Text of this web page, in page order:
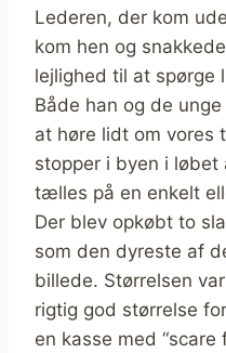
Lederen, der kom
kom hen og
lejlighed til at spørge
Både han og de
at høre lidt om vores
stopper i byen i løbet
tælles på en enkelt
Der blev opkøbt to
som den dyreste af
billede. Størrelsen
rigtig god størrelse
en kasse med “scare